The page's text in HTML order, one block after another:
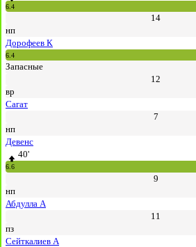
6.4
14
нп
Дорофеев К
6.4
Запасные
12
вр
Сагат
7
нп
Девенс
40'
6.6
9
нп
Абдулла А
11
пз
Сейткалиев А